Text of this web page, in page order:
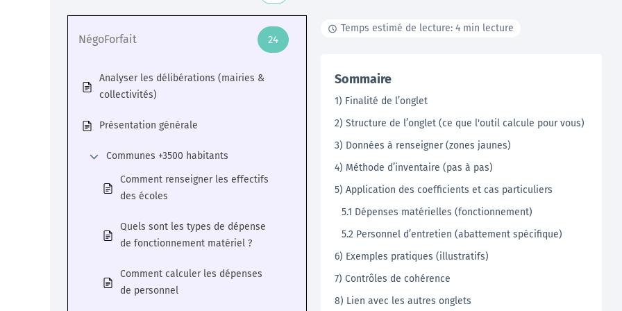
d’experts
Documentation
NégoForfait 24
Analyser les délibérations (mairies &
collectivités)
Présentation générale
Communes +3500 habitants
Comment renseigner les effectifs
des écoles
Quels sont les types de dépense
de fonctionnement matériel ?
Comment calculer les dépenses
de personnel
Temps estimé de lecture: 4 min lecture
Sommaire
1) Finalité de l’onglet
2) Structure de l’onglet (ce que l'outil calcule pour vous)
3) Données à renseigner (zones jaunes)
4) Méthode d’inventaire (pas à pas)
5) Application des coefficients et cas particuliers
5.1 Dépenses matérielles (fonctionnement)
5.2 Personnel d’entretien (abattement spécifique)
6) Exemples pratiques (illustratifs)
7) Contrôles de cohérence
8) Lien avec les autres onglets